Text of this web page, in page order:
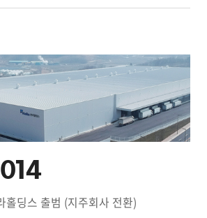
홀딩스 출범 (지주회사 전환)